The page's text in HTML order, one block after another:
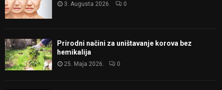
3. Augusta 2026. 0
Prirodni načini za uništavanje korova bez
hemikalija
25. Maja 2026. 0